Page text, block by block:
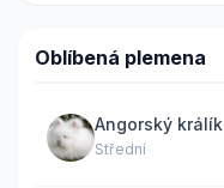
Oblíbená plemena
Angorský králík
Střední